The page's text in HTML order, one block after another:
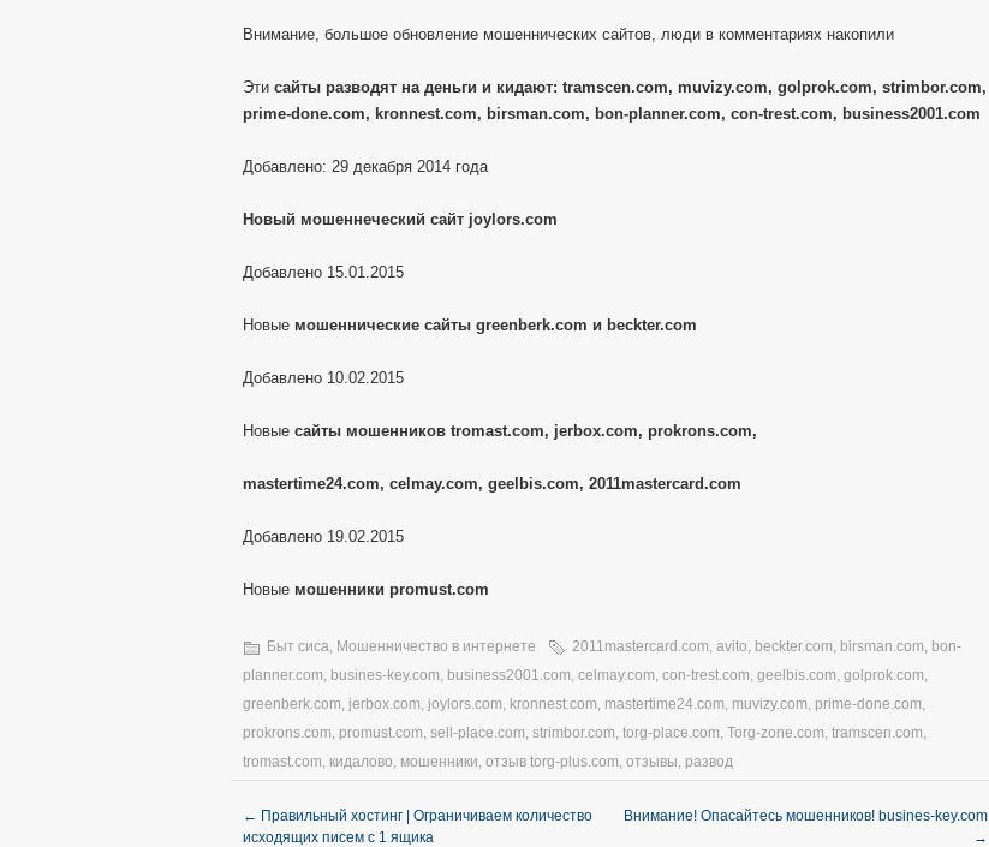
Внимание, большое обновление мошеннических сайтов, люди в комментариях накопили
Эти сайты разводят на деньги и кидают: tramscen.com, muvizy.com, golprok.com, strimbor.com,
prime-done.com, kronnest.com, birsman.com, bon-planner.com, con-trest.com, business2001.com
Добавлено: 29 декабря 2014 года
Новый мошеннеческий сайт joylors.com
Добавлено 15.01.2015
Новые мошеннические сайты greenberk.com и beckter.com
Добавлено 10.02.2015
Новые сайты мошенников tromast.com, jerbox.com, prokrons.com,
mastertime24.com, celmay.com, geelbis.com, 2011mastercard.com
Добавлено 19.02.2015
Новые мошенники promust.com
Быт сиса, Мошенничество в интернете 2011mastercard.com, avito, beckter.com, birsman.com, bon-
planner.com, busines-key.com, business2001.com, celmay.com, con-trest.com, geelbis.com, golprok.com,
greenberk.com, jerbox.com, joylors.com, kronnest.com, mastertime24.com, muvizy.com, prime-done.com,
prokrons.com, promust.com, sell-place.com, strimbor.com, torg-place.com, Torg-zone.com, tramscen.com,
tromast.com, кидалово, мошенники, отзыв torg-plus.com, отзывы, развод
← Правильный хостинг | Ограничиваем количество
исходящих писем с 1 ящика
Внимание! Опасайтесь мошенников! busines-key.com
→